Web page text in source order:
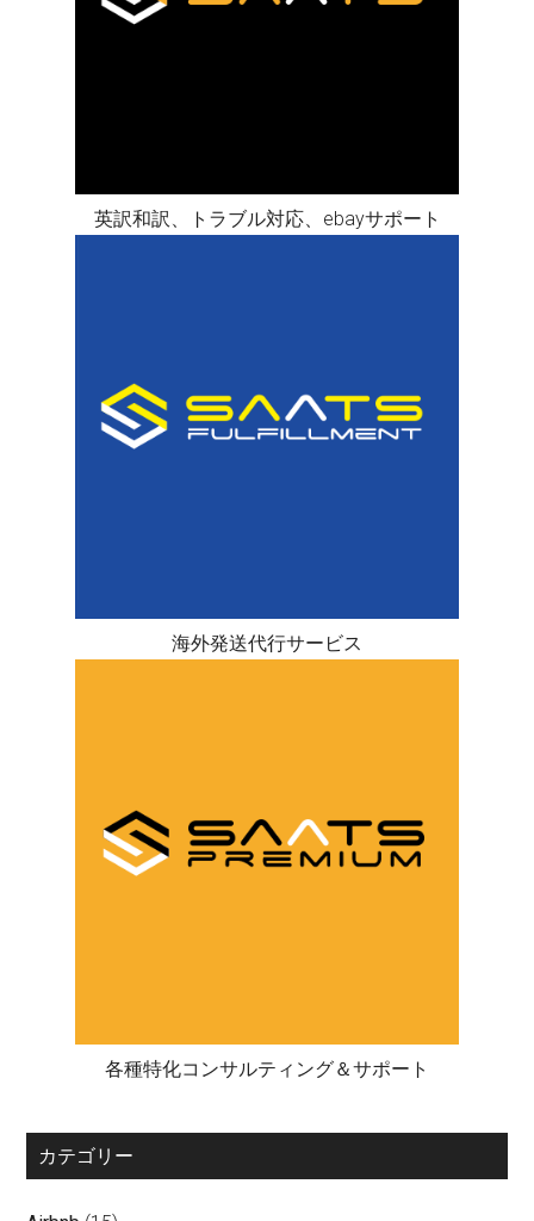
英訳和訳、トラブル対応、ebayサポート
海外発送代行サービス
各種特化コンサルティング＆サポート
カテゴリー